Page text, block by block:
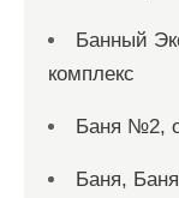
Банный
комплекс
Баня №2,
Баня, Баня